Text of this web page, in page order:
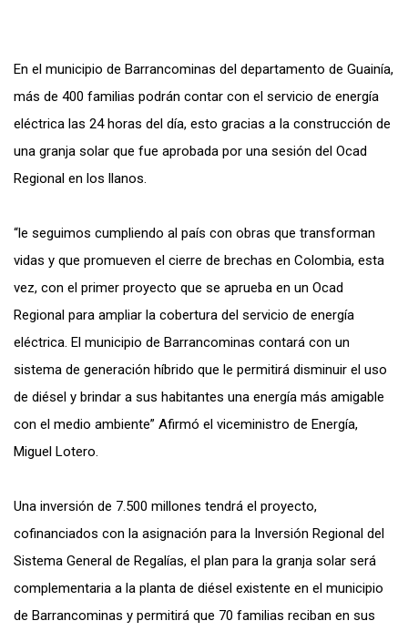
En el municipio de Barrancominas del departamento de Guainía,
más de 400 familias podrán contar con el servicio de energía
eléctrica las 24 horas del día, esto gracias a la construcción de
una granja solar que fue aprobada por una sesión del Ocad
Regional en los llanos.
“le seguimos cumpliendo al país con obras que transforman
vidas y que promueven el cierre de brechas en Colombia, esta
vez, con el primer proyecto que se aprueba en un Ocad
Regional para ampliar la cobertura del servicio de energía
eléctrica. El municipio de Barrancominas contará con un
sistema de generación híbrido que le permitirá disminuir el uso
de diésel y brindar a sus habitantes una energía más amigable
con el medio ambiente” Afirmó el viceministro de Energía,
Miguel Lotero.
Una inversión de 7.500 millones tendrá el proyecto,
cofinanciados con la asignación para la Inversión Regional del
Sistema General de Regalías, el plan para la granja solar será
complementaria a la planta de diésel existente en el municipio
de Barrancominas y permitirá que 70 familias reciban en sus